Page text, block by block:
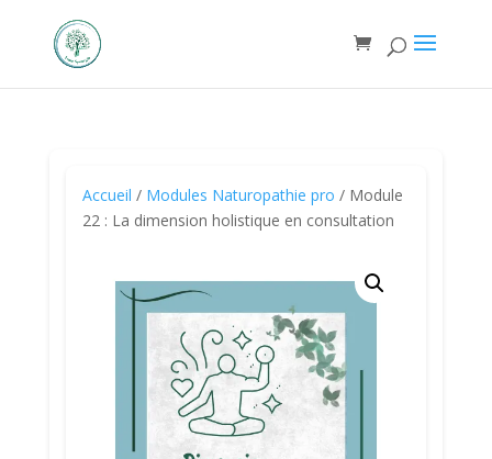
Accueil / Modules Naturopathie pro / Module
22 : La dimension holistique en consultation